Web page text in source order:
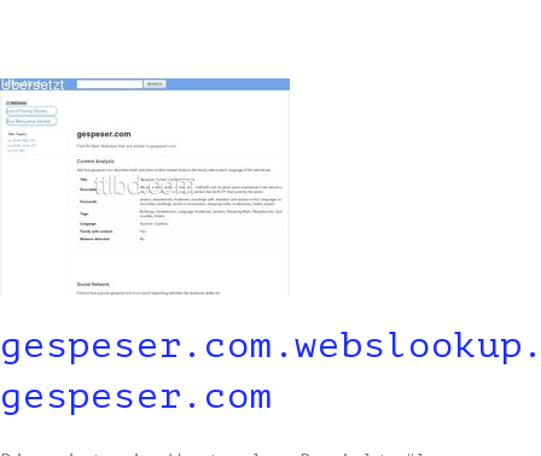
gespeser.com